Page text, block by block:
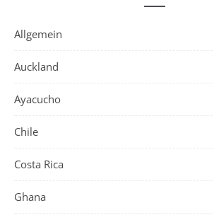
Allgemein
Auckland
Ayacucho
Chile
Costa Rica
Ghana